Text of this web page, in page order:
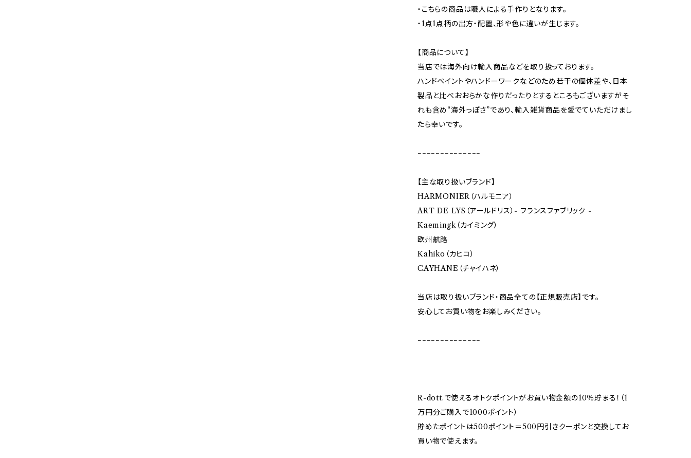
・こちらの商品は職人による手作りとなります。
・1点1点柄の出方・配置、形や色に違いが生じます。
【商品について】
当店では海外向け輸入商品などを取り扱っております。
ハンドペイントやハンドーワークなどのため若干の個体差や、日本
製品と比べおおらかな作りだったりとするところもございますがそ
れも含め“海外っぽさ”であり、輸入雑貨商品を愛でていただけまし
たら幸いです。
−−−−−−−−−−−−−−
【主な取り扱いブランド】
HARMONIER（ハルモニア）
ART DE LYS（アールドリス）- フランスファブリック -
Kaemingk（カイミング）
欧州航路
Kahiko（カヒコ）
CAYHANE（チャイハネ）
当店は取り扱いブランド・商品全ての【正規販売店】です。
安心してお買い物をお楽しみください。
−−−−−−−−−−−−−−
R-dott.で使えるオトクポイントがお買い物金額の10％貯まる！（1
万円分ご購入で1000ポイント）
貯めたポイントは500ポイント＝500円引きクーポンと交換してお
買い物で使えます。